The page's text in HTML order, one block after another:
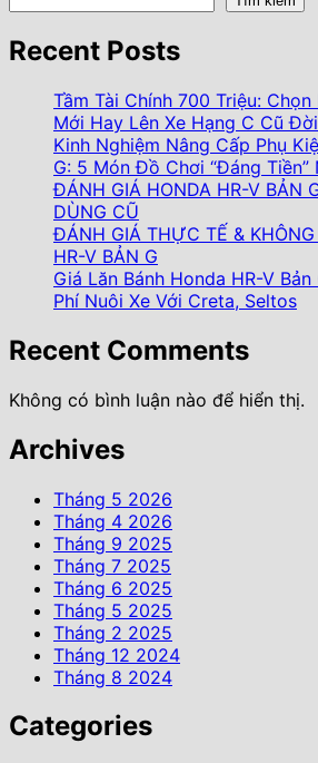
Recent Posts
Tầm Tài Chính 700 Triệu: Chọn
Mới Hay Lên Xe Hạng C Cũ
Kinh Nghiệm Nâng Cấp Phụ
G: 5 Món Đồ Chơi “Đáng Tiền”
ĐÁNH GIÁ HONDA HR-V BẢN
DÙNG CŨ
ĐÁNH GIÁ THỰC TẾ &
HR-V BẢN G
Giá Lăn Bánh Honda HR-V Bản
Phí Nuôi Xe Với Creta, Seltos
Recent Comments
Không có bình luận nào để hiển thị.
Archives
Tháng 5 2026
Tháng 4 2026
Tháng 9 2025
Tháng 7 2025
Tháng 6 2025
Tháng 5 2025
Tháng 2 2025
Tháng 12 2024
Tháng 8 2024
Categories